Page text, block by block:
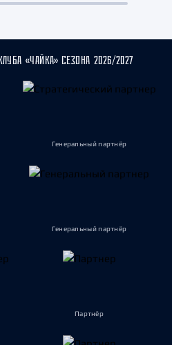
«ЧАЙКА» СЕЗОНА 2026/2027
Генеральный партнёр
Генеральный партнёр
Партнёр